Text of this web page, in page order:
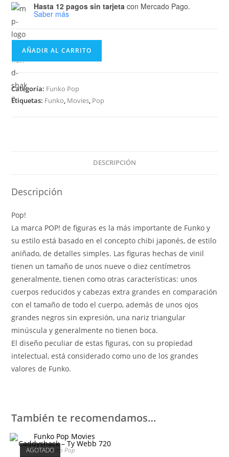
Hasta 12 pagos sin tarjeta con Mercado Pago.
Saber más
Funko
Movies
Caddyshack
-
AÑADIR AL CARRITO
Categoría: Funko Pop
Etiquetas: Funko, Movies, Pop
DESCRIPCIÓN
Descripción
Pop!
La marca POP! de figuras es la más importante de Funko y
su estilo está basado en el concepto chibi japonés, de estilo
aniñado, de detalles simples. Las figuras hechas de vinil
tienen un tamaño de unos nueve o diez centímetros
generalmente, tienen como otras características: unos
cuerpos reducidos y cabezas extra grandes en comparación
con el tamaño de todo el cuerpo, además de unos ojos
grandes negros sin expresión, una nariz triangular
minúscula y generalmente no tienen boca.
El diseño peculiar de estas figuras, con su propiedad
intelectual, está considerado como uno de los grandes
valores de Funko.
También te recomendamos…
AGOTADOFunko Pop